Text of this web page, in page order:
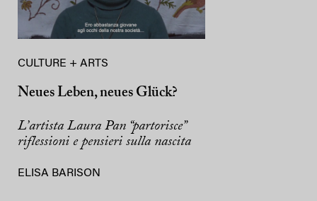
CULTURE + ARTS
Neues Leben, neues Glück?
L’artista Laura Pan “partorisce”
riflessioni e pensieri sulla nascita
ELISA BARISON